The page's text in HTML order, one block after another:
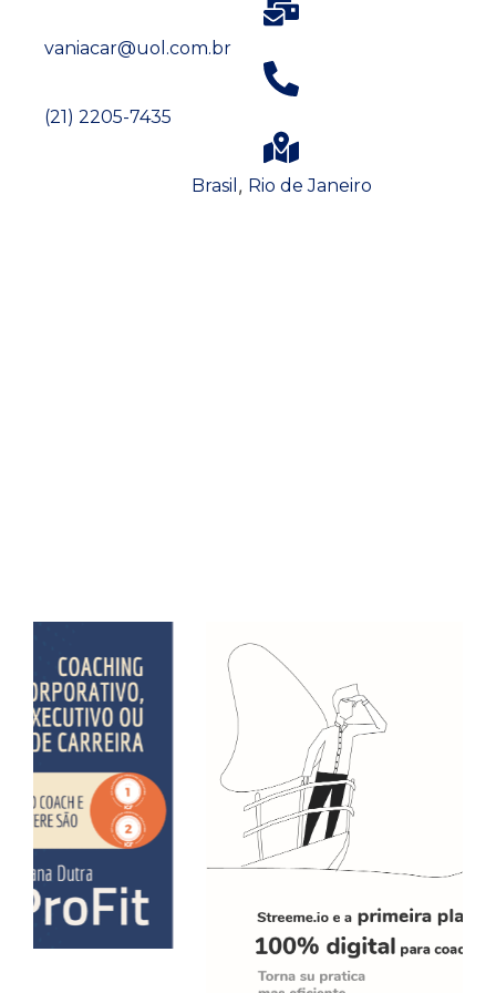
vaniacar@uol.com.br
(21) 2205-7435
Brasil , Rio de Janeiro